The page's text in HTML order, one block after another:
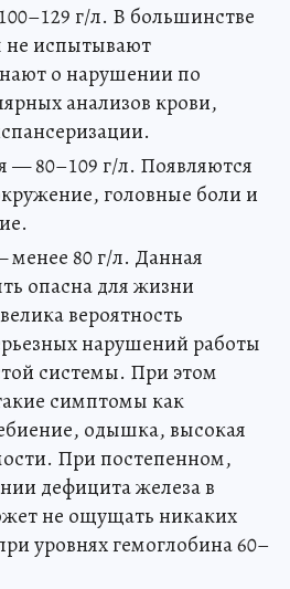
г/л. В большинстве
не испытывают
о нарушении по
анализов крови,
— 80–109 г/л. Появляются
головные боли и
80 г/л. Данная
опасна для жизни
вероятность
нарушений работы
системы. При этом
симптомы как
одышка, высокая
При постепенном,
дефицита железа в
не ощущать никаких
уровнях гемоглобина 60–